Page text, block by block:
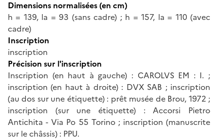
Dimensions normalisées (en cm)
h = 139, la = 93 (sans cadre) ; h = 157, la = 110 (avec
cadre)
Inscription
inscription
Précision sur l'inscription
Inscription (en haut à gauche) : CAROLVS EM : I. ;
inscription (en haut à droite) : DVX SAB ; inscription
(au dos sur une étiquette) : prêt musée de Brou, 1972 ;
inscription (sur une étiquette) : Accorsi Pietro
Antichita - Via Po 55 Torino ; inscription (manuscrite
sur le châssis) : PPU.